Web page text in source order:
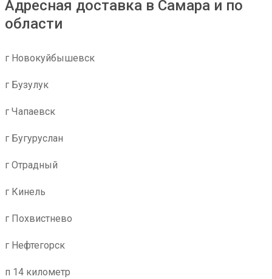
Адресная доставка в Самара и по
области
г Новокуйбышевск
г Бузулук
г Чапаевск
г Бугуруслан
г Отрадный
г Кинель
г Похвистнево
г Нефтегорск
п 14 километр